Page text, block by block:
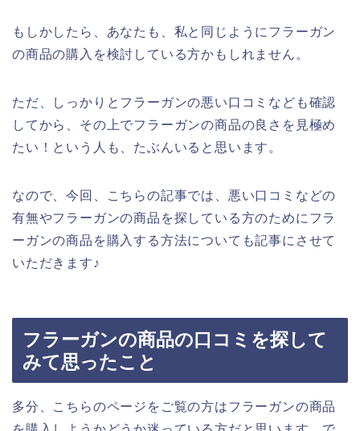
もしかしたら、あなたも、私と同じようにフラーガン
の商品の購入を検討している方かもしれません。
ただ、しっかりとフラーガンの悪い口コミなども確認
してから、その上でフラーガンの商品の良さを見極め
たい！という人も、たぶんいると思います。
なので、今回、こちらの記事では、悪い口コミなどの
有無やフラーガンの商品を探している方のためにフラ
ーガンの商品を購入する方法についても記事にさせて
いただきます♪
フラーガンの商品の口コミを探して
みて思ったこと
多分、こちらのページをご覧の方はフラーガンの商品